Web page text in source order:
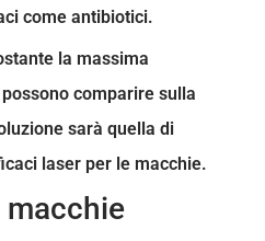
come antibiotici.
la massima
comparire sulla
sarà quella di
laser per le macchie.
macchie